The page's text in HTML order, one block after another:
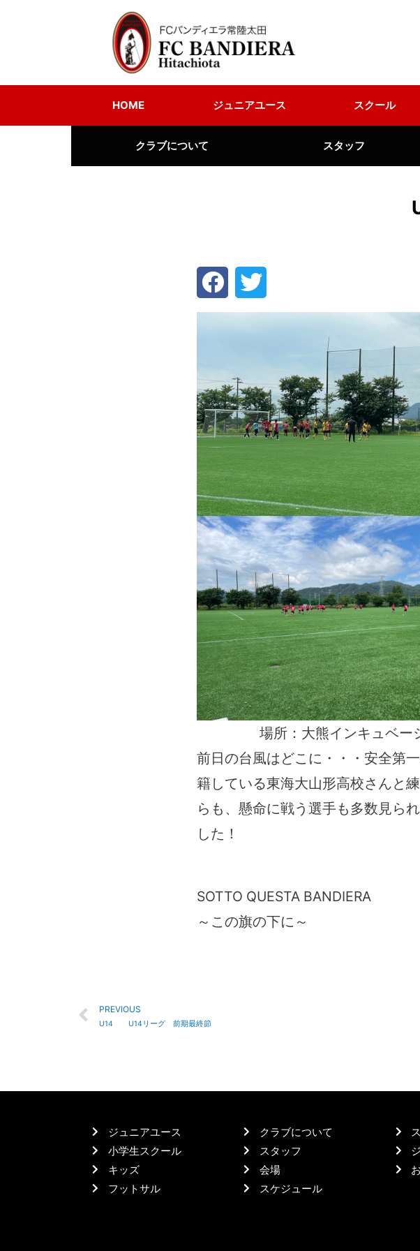
HOME ジュニアユース スクール
クラブについて スタッフ
場所：大熊インキュベ
前日の台風はどこに・・・安全第
籍している東海大山形高校さんと
らも、懸命に戦う選手も多数見ら
した！
SOTTO QUESTA BANDIERA
～この旗の下に～
PREVIOUS
U14 U14リーグ 前期最終節
ジュニアユース
小学生スクール
キッズ
フットサル
クラブについて
スタッフ
会場
スケジュール